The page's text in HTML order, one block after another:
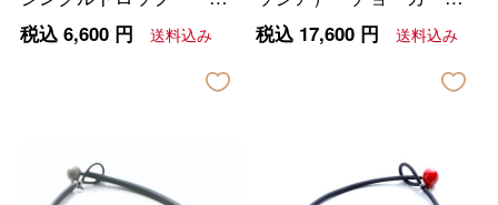
ヤリング
税込 6,600円 送料込み
ックレス ＜ホワイト
税込 17,600円 送料込み